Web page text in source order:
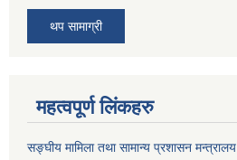
थप सामाग्री
महत्वपूर्ण लिंकहरु
सङ्‍घीय मामिला तथा सामान्य प्रशासन मन्त्रालय